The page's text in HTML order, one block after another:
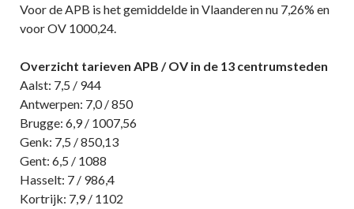
Voor de APB is het gemiddelde in Vlaanderen nu 7,26% en
voor OV 1000,24.
Overzicht tarieven APB / OV in de 13 centrumsteden
Aalst: 7,5 / 944
Antwerpen: 7,0 / 850
Brugge: 6,9 / 1007,56
Genk: 7,5 / 850,13
Gent: 6,5 / 1088
Hasselt: 7 / 986,4
Kortrijk: 7,9 / 1102